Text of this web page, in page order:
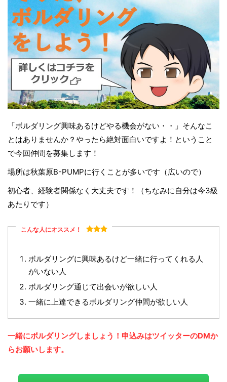
「ボルダリング興味あるけどやる機会がない・・」そんなこ
とはありませんか？やったら絶対面白いですよ！ということ
で今回仲間を募集します！
場所は秋葉原B-PUMPに行くことが多いです（広いので）
初心者、経験者関係なく大丈夫です！（ちなみに自分は今3級
あたりです）
こんな人にオススメ！
ボルダリングに興味あるけど一緒に行ってくれる人
がいない人
ボルダリング通じて出会いが欲しい人
一緒に上達できるボルダリング仲間が欲しい人
一緒にボルダリングしましょう！申込みはツイッターのDMか
らお願いします。